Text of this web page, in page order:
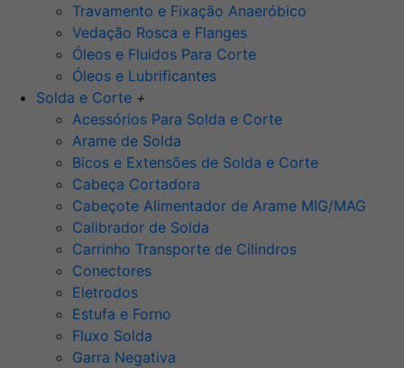
Travamento e Fixação Anaeróbico
Vedação Rosca e Flanges
Óleos e Fluidos Para Corte
Óleos e Lubrificantes
Solda e Corte +
Acessórios Para Solda e Corte
Arame de Solda
Bicos e Extensões de Solda e Corte
Cabeça Cortadora
Cabeçote Alimentador de Arame MIG/MAG
Calibrador de Solda
Carrinho Transporte de Cilindros
Conectores
Eletrodos
Estufa e Forno
Fluxo Solda
Garra Negativa